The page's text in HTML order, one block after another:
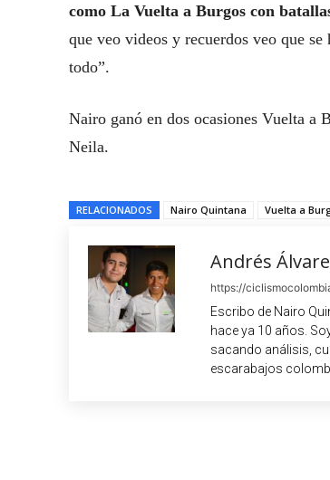
como La Vuelta a Burgos con
que veo videos y recuerdos veo que
todo”.
Nairo ganó en dos ocasiones Vuelta a
Neila.
RELACIONADOS Nairo Quintana Vuelta a
Andrés
https://
Escribo de Nairo
hace ya 10 años.
sacando análisis,
escarabajos